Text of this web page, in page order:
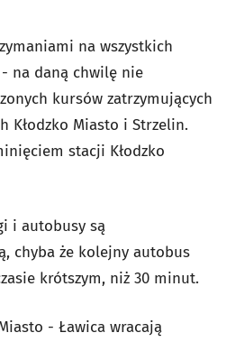
na wszystkich
na daną chwilę nie
kursów zatrzymujących
Kłodzko Miasto i Strzelin.
stacji Kłodzko
i autobusy są
chyba że kolejny autobus
krótszym, niż 30 minut.
- Ławica wracają